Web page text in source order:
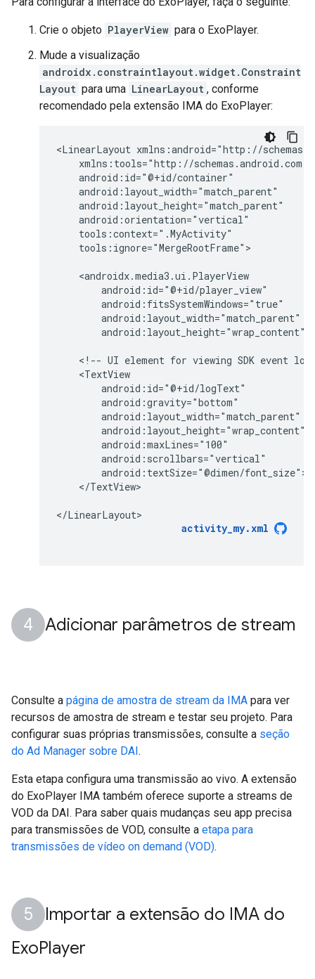
Crie o objeto PlayerView para o ExoPlayer.
Mude a visualização
androidx.constraintlayout.widget.Constraint
Layout para uma LinearLayout , conforme
recomendado pela extensão IMA do ExoPlayer:
<LinearLayout
tools:ignore="MergeRootFrame">
android:layout_height="wrap_content"
<!-- UI element for viewing SDK event log
</TextView>
activity_my.xml
Adicionar parâmetros de stream
Consulte a página de amostra de stream da IMA para ver
recursos de amostra de stream e testar seu projeto. Para
configurar suas próprias transmissões, consulte a seção
do Ad Manager sobre DAI.
Esta etapa configura uma transmissão ao vivo. A extensão
do ExoPlayer IMA também oferece suporte a streams de
VOD da DAI. Para saber quais mudanças seu app precisa
para transmissões de VOD, consulte a etapa para
transmissões de vídeo on demand (VOD).
Importar a extensão do IMA do
ExoPlayer